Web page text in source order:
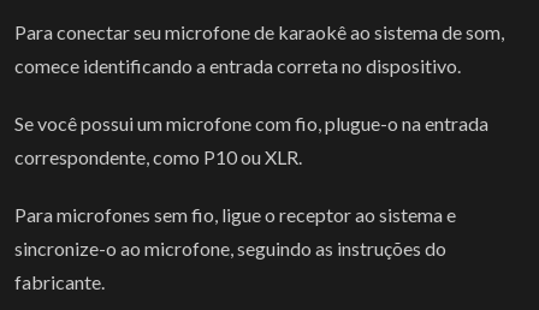
Para conectar seu microfone de karaokê ao sistema de som,
comece identificando a entrada correta no dispositivo.
Se você possui um microfone com fio, plugue-o na entrada
correspondente, como P10 ou XLR.
Para microfones sem fio, ligue o receptor ao sistema e
sincronize-o ao microfone, seguindo as instruções do
fabricante.